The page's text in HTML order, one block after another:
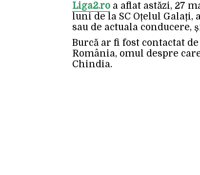
Liga2.ro a aflat astăzi, 27
luni de la SC Oțelul Galați,
sau de actuala conducere,
Burcă ar fi fost contactat
România, omul despre
Chindia.